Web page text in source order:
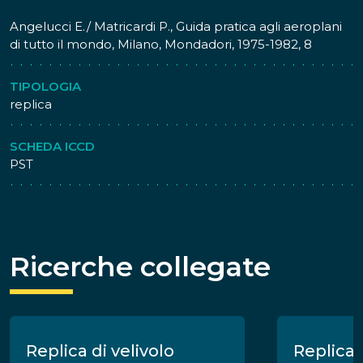
prima partecipazione di un aeroplano ad azioni
belliche: tra il 1911 e il 1912 infatti il capitano italiano Carlo
Piazza compì svariate incursioni aeree durante la
campagna libica a bordo di un Bleriot XI.
Angelucci E./ Matricardi P., Guida pratica agli aeroplani
di tutto il mondo, Milano, Mondadori, 1975-1982, 8
TIPOLOGIA
replica
SCHEDA ICCD
PST
Ricerche collegate
Replica di velivolo
Replica